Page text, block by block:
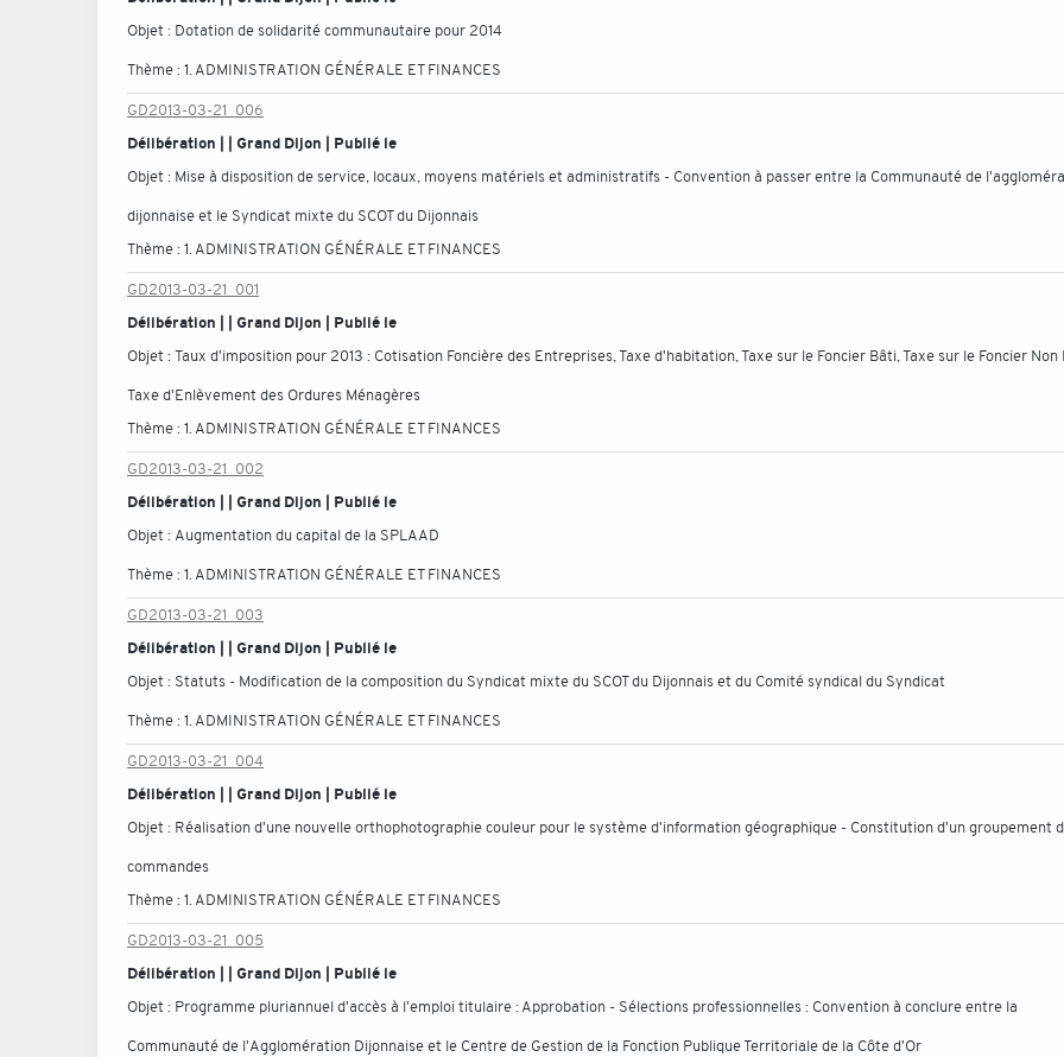
Objet : Dotation de solidarité communautaire pour 2014
Thème :1. ADMINISTRATION GÉNÉRALE ET FINANCES
GD2013-03-21_006
Délibération | | Grand Dijon | Publié le
Objet : Mise à disposition de service, locaux, moyens matériels et administratifs - Convention à passer entre la Communauté de
dijonnaise et le Syndicat mixte du SCOT du Dijonnais
Thème :1. ADMINISTRATION GÉNÉRALE ET FINANCES
GD2013-03-21_001
Délibération | | Grand Dijon | Publié le
Objet :Taux d'imposition pour 2013 : Cotisation Foncière des Entreprises, Taxe d'habitation, Taxe sur le Foncier Bâti, Taxe sur le Foncier Non
Taxe d'Enlèvement des Ordures Ménagères
Thème :1. ADMINISTRATION GÉNÉRALE ET FINANCES
GD2013-03-21_002
Délibération | | Grand Dijon | Publié le
Objet : Augmentation du capital de la SPLAAD
Thème :1. ADMINISTRATION GÉNÉRALE ET FINANCES
GD2013-03-21_003
Délibération | | Grand Dijon | Publié le
Objet : Statuts - Modification de la composition du Syndicat mixte du SCOT du Dijonnais et du Comité syndical du Syndicat
Thème :1. ADMINISTRATION GÉNÉRALE ET FINANCES
GD2013-03-21_004
Délibération | | Grand Dijon | Publié le
Objet : Réalisation d'une nouvelle orthophotographie couleur pour le système d'information géographique - Constitution d'un groupement
commandes
Thème :1. ADMINISTRATION GÉNÉRALE ET FINANCES
GD2013-03-21_005
Délibération | | Grand Dijon | Publié le
Objet : Programme pluriannuel d'accès à l'emploi titulaire : Approbation - Sélections professionnelles : Convention à conclure entre la
Communauté de l'Agglomération Dijonnaise et le Centre de Gestion de la Fonction Publique Territoriale de la Côte d'Or